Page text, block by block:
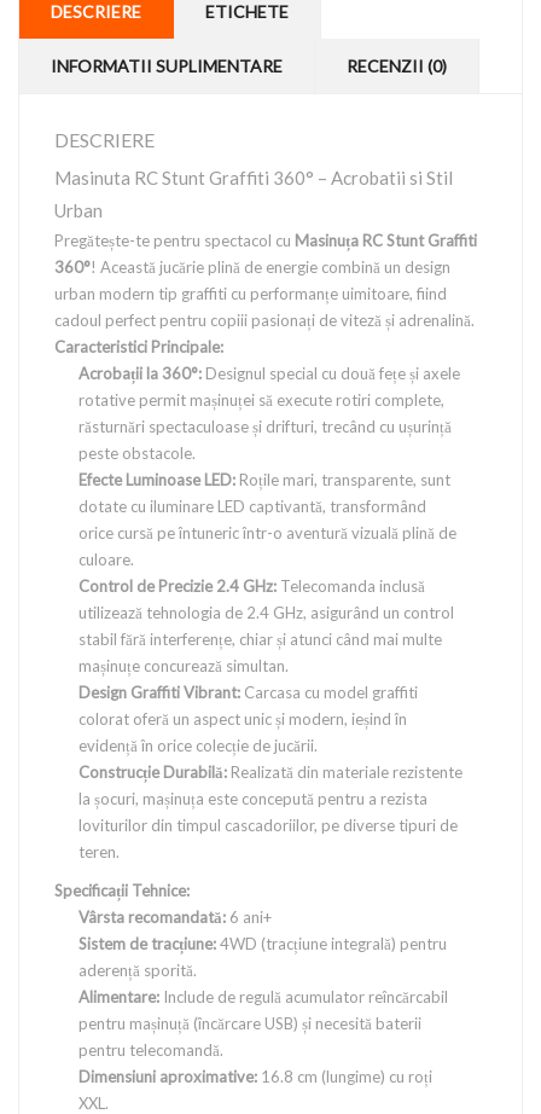
DESCRIERE ETICHETE
INFORMATII SUPLIMENTARE RECENZII (0)
DESCRIERE
Masinuta RC Stunt Graffiti 360° – Acrobatii si Stil
Urban
Pregătește-te pentru spectacol cu Masinuța RC Stunt Graffiti
360°! Această jucărie plină de energie combină un design
urban modern tip graffiti cu performanțe uimitoare, fiind
cadoul perfect pentru copiii pasionați de viteză și adrenalină.
Caracteristici Principale:
Acrobații la 360°: Designul special cu două fețe și axele
rotative permit mașinuței să execute rotiri complete,
răsturnări spectaculoase și drifturi, trecând cu ușurință
peste obstacole.
Efecte Luminoase LED: Roțile mari, transparente, sunt
dotate cu iluminare LED captivantă, transformând
orice cursă pe întuneric într-o aventură vizuală plină de
culoare.
Control de Precizie 2.4 GHz: Telecomanda inclusă
utilizează tehnologia de 2.4 GHz, asigurând un control
stabil fără interferențe, chiar și atunci când mai multe
mașinuțe concurează simultan.
Design Graffiti Vibrant: Carcasa cu model graffiti
colorat oferă un aspect unic și modern, ieșind în
evidență în orice colecție de jucării.
Construcție Durabilă: Realizată din materiale rezistente
la șocuri, mașinuța este concepută pentru a rezista
loviturilor din timpul cascadoriilor, pe diverse tipuri de
teren.
Specificații Tehnice:
Vârsta recomandată: 6 ani+
Sistem de tracțiune:4WD (tracțiune integrală) pentru
aderență sporită.
Alimentare: Include de regulă acumulator reîncărcabil
pentru mașinuță (încărcare USB) și necesită baterii
pentru telecomandă.
Dimensiuni aproximative: 16.8 cm (lungime) cu roți
XXL.